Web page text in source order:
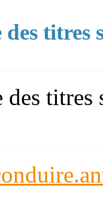
titres
des